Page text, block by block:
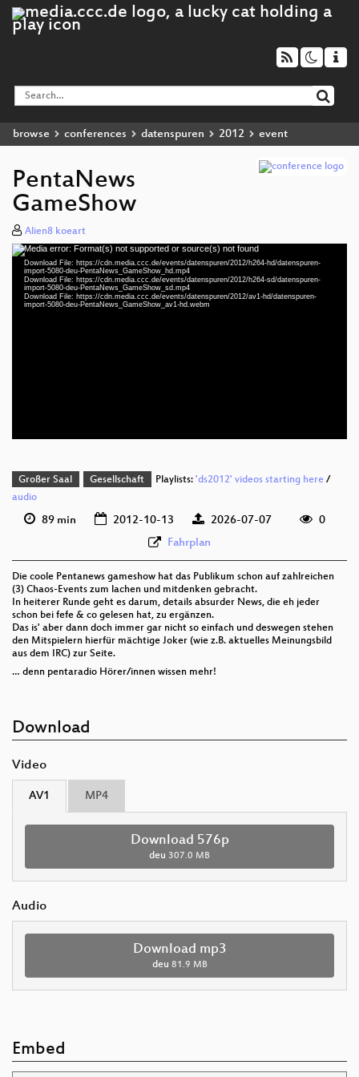
browse conferences datenspuren 2012 event
PentaNews
GameShow
Alien8 koeart
Video
Player
Media error: Format(s) not supported or source(s) not found
Download File: https://cdn.media.ccc.de/events/datenspuren/2012/h264-hd/datenspuren-
import-5080-deu-PentaNews_GameShow_hd.mp4
Download File: https://cdn.media.ccc.de/events/datenspuren/2012/h264-sd/datenspuren-
import-5080-deu-PentaNews_GameShow_sd.mp4
Download File: https://cdn.media.ccc.de/events/datenspuren/2012/av1-hd/datenspuren-
import-5080-deu-PentaNews_GameShow_av1-hd.webm
Großer Saal Gesellschaft Playlists: 'ds2012' videos starting here/
audio
89 min 2012-10-13 2026-07-07
0
Fahrplan
Die coole Pentanews gameshow hat das Publikum schon auf zahlreichen
(3) Chaos-Events zum lachen und mitdenken gebracht.
In heiterer Runde geht es darum, details absurder News, die eh jeder
schon bei fefe & co gelesen hat, zu ergänzen.
Das is' aber dann doch immer gar nicht so einfach und deswegen stehen
den Mitspielern hierfür mächtige Joker (wie z.B. aktuelles Meinungsbild
aus dem IRC) zur Seite.
… denn pentaradio Hörer/innen wissen mehr!
Download
Video
AV1 MP4
Download 576p
deu 307.0 MB
Audio
Download mp3
deu 81.9 MB
Embed